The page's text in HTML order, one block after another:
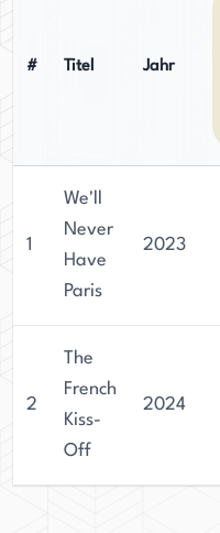
# Titel Jahr
1
We'll
Never
Have
Paris
2023
2
The
French
Kiss-
Off
2024